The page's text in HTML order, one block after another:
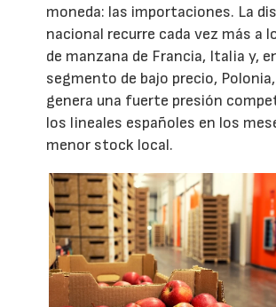
moneda: las importaciones. La
nacional recurre cada vez más a
de manzana de Francia, Italia y,
segmento de bajo precio,
genera una fuerte presión
los lineales españoles en los
menor stock local.